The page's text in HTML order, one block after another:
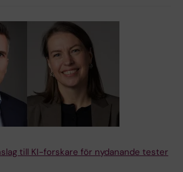
till KI-forskare för nydanande tester